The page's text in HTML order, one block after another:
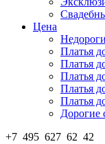
Цена
Платья
Платья
Платья
Платья
Платья
Дорогие
+7 495 627 62 42